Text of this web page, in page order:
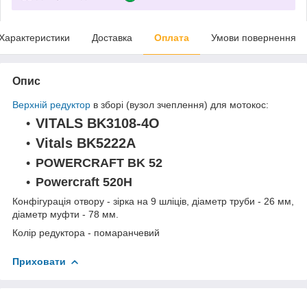
Доставка Оплата Умови повернення
Опис
Верхній редуктор в зборі (вузол зчеплення) для мотокос:
VITALS BK3108-4O
Vitals BK5222А
POWERCRAFT BK 52
Powercraft 520H
Конфігурація отвору - зірка на 9 шліців, діаметр труби - 26 мм,
діаметр муфти - 78 мм.
Колір редуктора - помаранчевий
Приховати